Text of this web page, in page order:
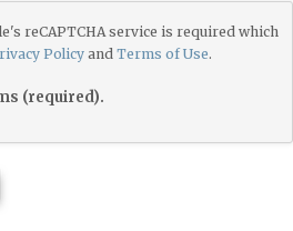
reCAPTCHA service is required which
Policy and Terms of Use.
(required).